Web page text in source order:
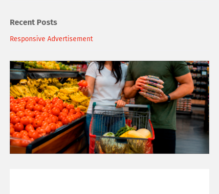
Recent Posts
Responsive Advertisement